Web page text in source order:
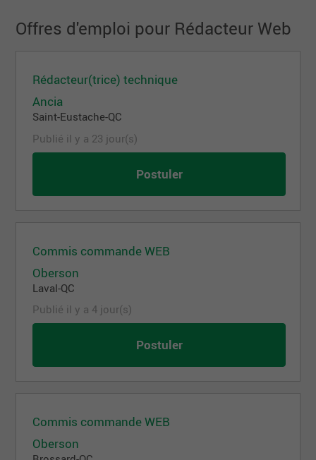
Offres d'emploi pour Rédacteur Web
Rédacteur(trice) technique
Ancia
Saint-Eustache-QC
Publié il y a 23 jour(s)
Postuler
Commis commande WEB
Oberson
Laval-QC
Publié il y a 4 jour(s)
Postuler
Commis commande WEB
Oberson